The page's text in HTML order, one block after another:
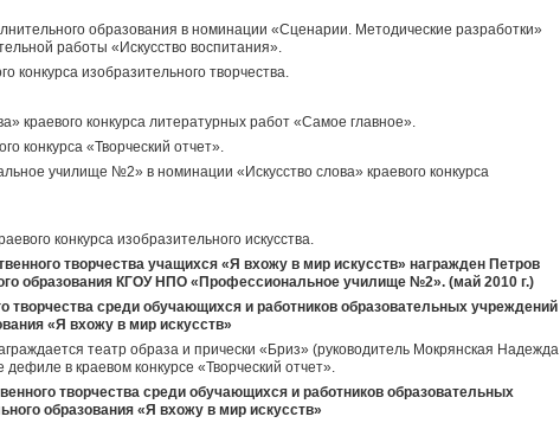
образования в номинации «Сценарии. Методические разработки»
работы «Искусство воспитания».
конкурса изобразительного творчества.
краевого конкурса литературных работ «Самое главное».
конкурса «Творческий отчет».
училище №2» в номинации «Искусство слова» краевого конкурса
конкурса изобразительного искусства.
творчества учащихся «Я вхожу в мир искусств» награжден Петров
образования КГОУ НПО «Профессиональное училище №2». (май 2010 г.)
среди обучающихся и работников образовательных учреждений
«Я вхожу в мир искусств»
театр образа и прически «Бриз» (руководитель Мокрянская Надежда
в краевом конкурсе «Творческий отчет».
творчества среди обучающихся и работников образовательных
образования «Я вхожу в мир искусств»